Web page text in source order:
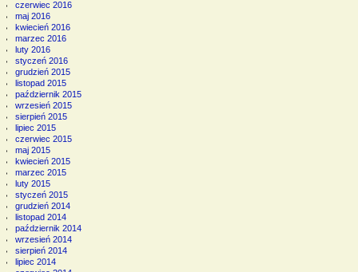
czerwiec 2016
maj 2016
kwiecień 2016
marzec 2016
luty 2016
styczeń 2016
grudzień 2015
listopad 2015
październik 2015
wrzesień 2015
sierpień 2015
lipiec 2015
czerwiec 2015
maj 2015
kwiecień 2015
marzec 2015
luty 2015
styczeń 2015
grudzień 2014
listopad 2014
październik 2014
wrzesień 2014
sierpień 2014
lipiec 2014